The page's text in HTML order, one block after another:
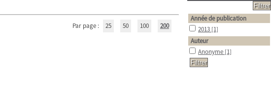
Par page : 25 50 100 200
Année de publication
2013 [1]
Auteur
Anonyme [1]